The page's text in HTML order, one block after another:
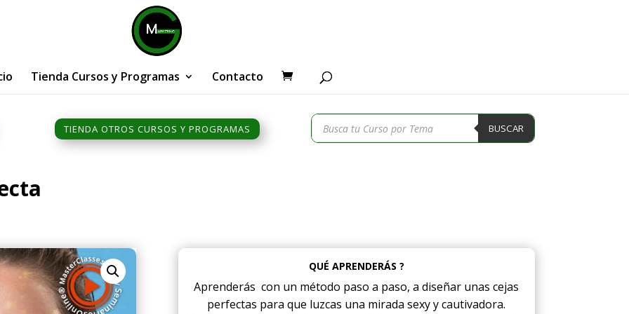
Tienda Cursos y Programas Contacto
TIENDA OTROS CURSOS Y PROGRAMAS
Búsqueda
de
productos
BUSCAR
QUÉ APRENDERÁS ?
Aprenderás con un método paso a paso, a diseñar unas cejas
perfectas para que luzcas una mirada sexy y cautivadora.